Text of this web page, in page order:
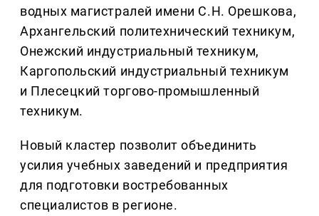
водных магистралей имени С.Н. Орешкова,
Архангельский политехнический техникум,
Онежский индустриальный техникум,
Каргопольский индустриальный техникум
и Плесецкий торгово-промышленный
техникум.
Новый кластер позволит объединить
усилия учебных заведений и предприятия
для подготовки востребованных
специалистов в регионе.